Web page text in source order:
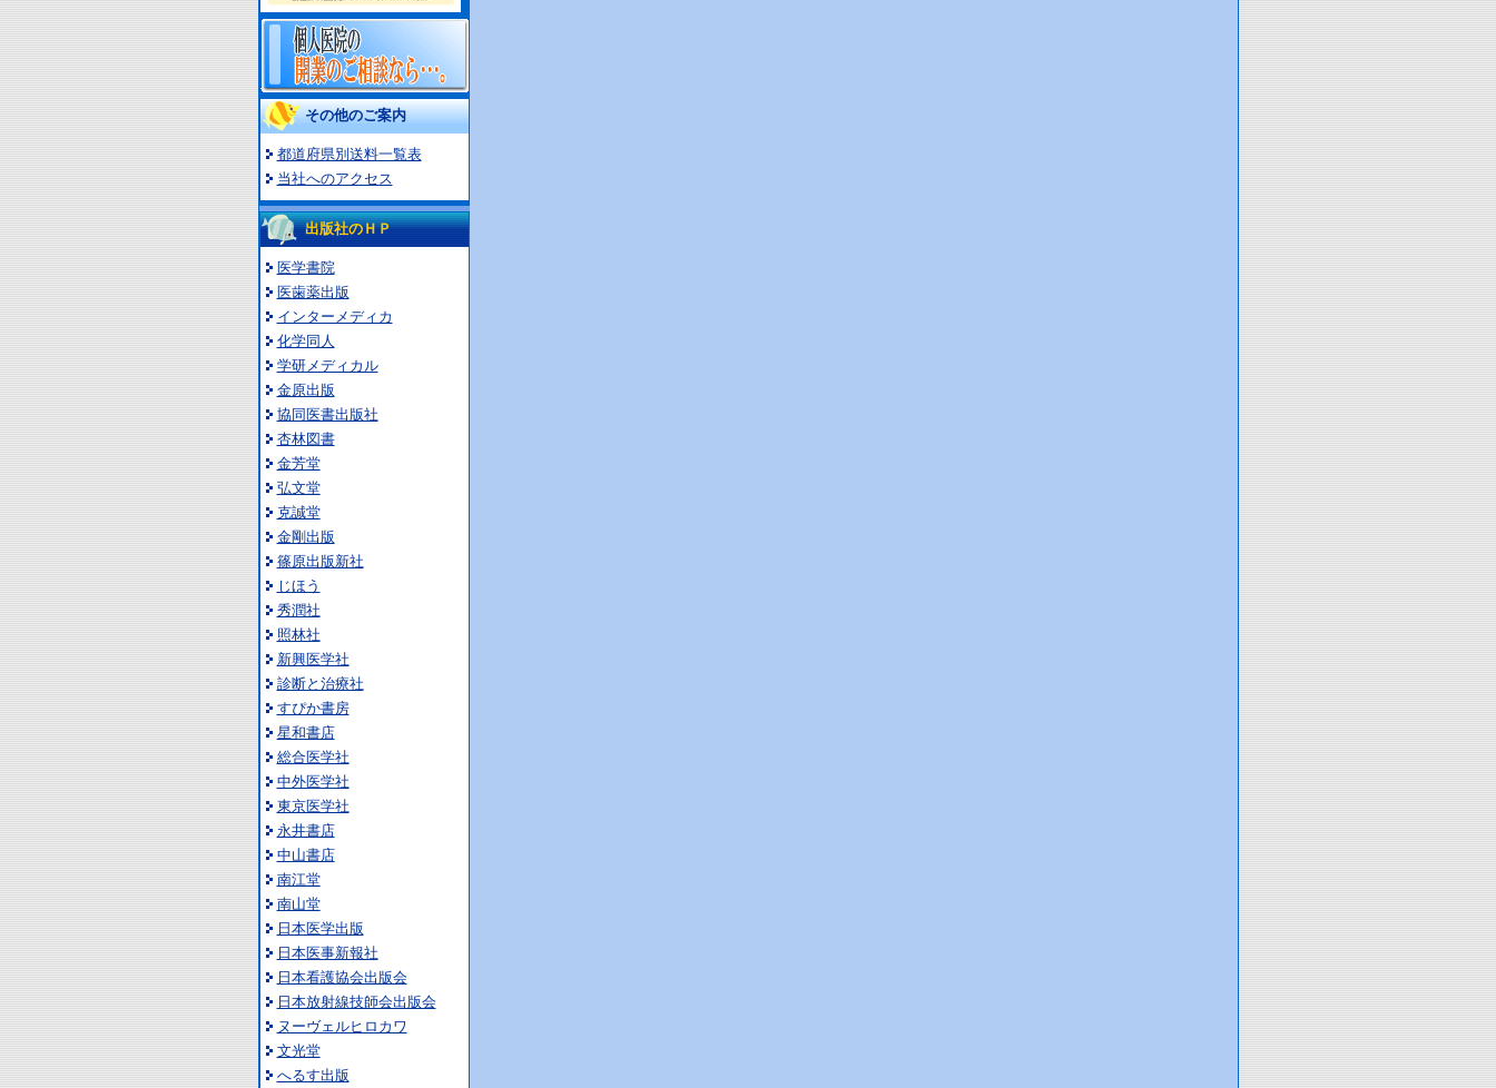
その他のご案内
都道府県別送料一覧表
当社へのアクセス
出版社のＨＰ
医学書院
医歯薬出版
インターメディカ
化学同人
学研メディカル
金原出版
協同医書出版社
杏林図書
金芳堂
弘文堂
克誠堂
金剛出版
篠原出版新社
じほう
秀潤社
照林社
新興医学社
診断と治療社
すぴか書房
星和書店
総合医学社
中外医学社
東京医学社
永井書店
中山書店
南江堂
南山堂
日本医学出版
日本医事新報社
日本看護協会出版会
日本放射線技師会出版会
ヌーヴェルヒロカワ
文光堂
へるす出版